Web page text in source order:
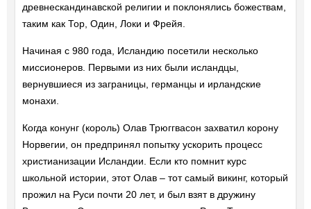
древнескандинавской религии и поклонялись божествам,
таким как Тор, Один, Локи и Фрейя.
Начиная с 980 года, Исландию посетили несколько
миссионеров. Первыми из них были исландцы,
вернувшиеся из заграницы, германцы и ирландские
монахи.
Когда конунг (король) Олав Трюггвасон захватил корону
Норвегии, он предпринял попытку ускорить процесс
христианизации Исландии. Если кто помнит курс
школьной истории, этот Олав – тот самый викинг, который
прожил на Руси почти 20 лет, и был взят в дружину